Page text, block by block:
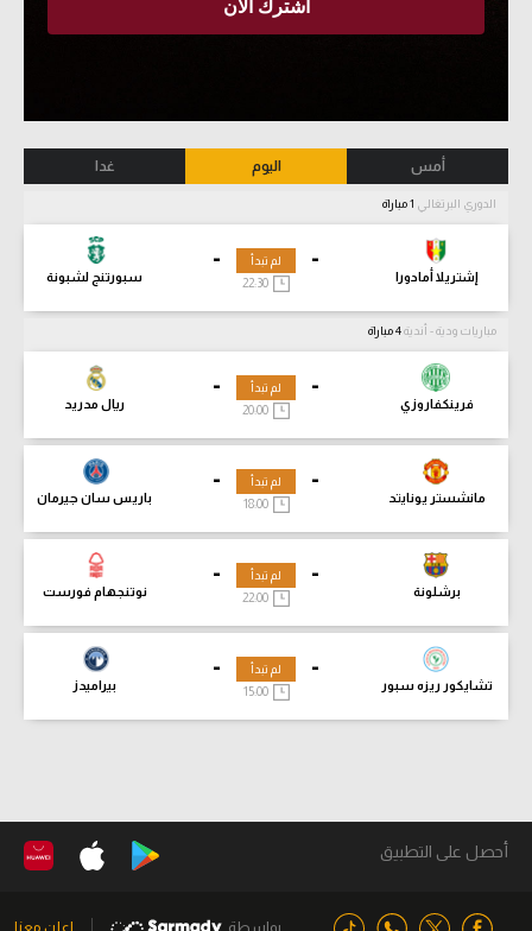
أمس اليوم غدا
الدوري البرتغالي
-
إشتريلا أمادورا
-
سبورتنج لشبونة
لم تبدأ
مباريات ودية - أندية
-
فرينكفاروزي
-
ريال مدريد
لم تبدأ
-
مانشستر يونايتد
-
باريس سان جيرمان
لم تبدأ
18:00
-
برشلونة
-
نوتنجهام فورست
لم تبدأ
-
تشايكور ريزه سبور
-
بيراميدز
لم تبدأ
15:00
أحصل على التطبيق
بواسطة اعلن معنا